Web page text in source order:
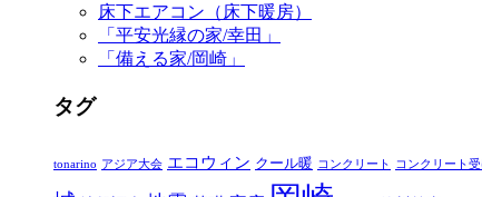
床下エアコン（床下暖房）
「平安光縁の家/幸田」
「備える家/岡崎」
タグ
tonarino アジア大会 エコウィン クール暖 コンクリート コンクリート